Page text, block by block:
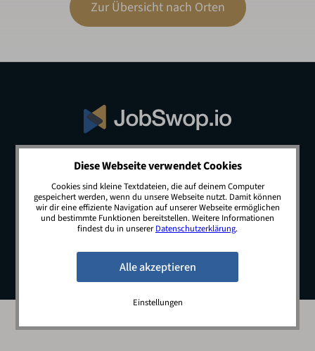
Zur Übersicht nach Orten
© 2026 JobSwop.io · All rights reserved.
Blog Jobs Newsletter
Kontakt
Preise
Impressum Datenschutz
Diese Webseite verwendet Cookies
Cookies sind kleine Textdateien, die auf deinem Computer
gespeichert werden, wenn du unsere Webseite nutzt. Damit können
wir dir eine effiziente Navigation auf unserer Webseite ermöglichen
und bestimmte Funktionen bereitstellen. Weitere Informationen
findest du in unsererDatenschutzerklärung.
Einstellungen